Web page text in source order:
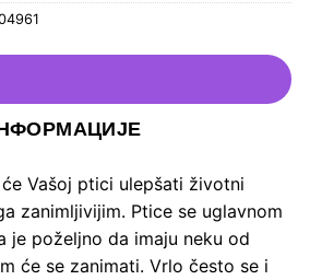
Vašoj ptici ulepšati životni
zanimljivijim. Ptice se uglavnom
je poželjno da imaju neku od
će se zanimati. Vrlo često se i